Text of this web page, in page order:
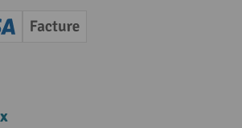
(Visa)
Facture